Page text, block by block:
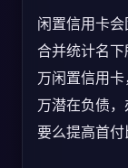
闲置信用卡
合并统计名
万闲置信用
万潜在负债，
要么提高首付